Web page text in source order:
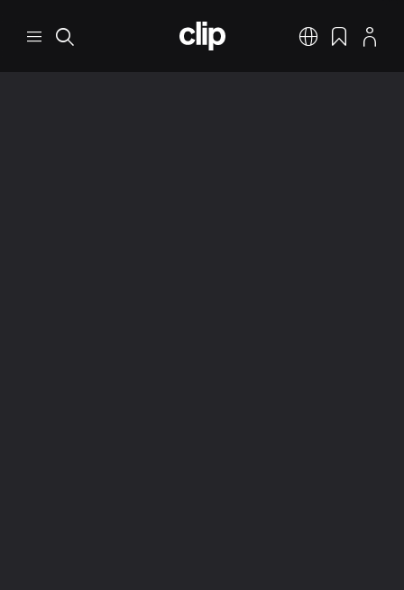
菜单 搜索
CLIP
中文 书签 个人资料